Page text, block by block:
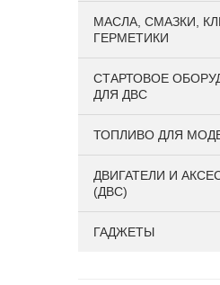
МАСЛА, СМАЗКИ,
ГЕРМЕТИКИ
СТАРТОВОЕ
ДЛЯ ДВС
ТОПЛИВО ДЛЯ
ДВИГАТЕЛИ И
(ДВС)
ГАДЖЕТЫ
14 490₽
Радиоуправляемый
Hyper Go Truggy (4WD,
АКБ Li-Ion 11.1V~2000
MJX-12212